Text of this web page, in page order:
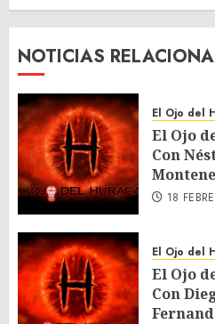
NOTICIAS
El Ojo del
El Ojo
Con
18
El Ojo del
El Ojo
Con